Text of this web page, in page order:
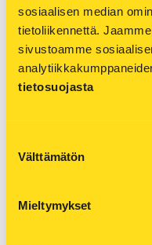
sosiaalisen median
tietoliikennettä.
sivustoamme
tietosuojasta
valinta
Välttämätön
Mieltymykset
Kestoleivinpaperin
pyyhkimällä tai
astianpesuaineella.
kuitenkin paremmin,
astianpesuainetta.
Voipaperi näyttää